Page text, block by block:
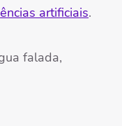
artificiais.
falada,